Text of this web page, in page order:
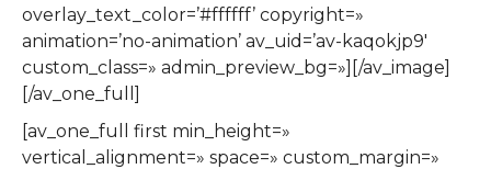
overlay_text_color=’#ffffff’ copyright=»
animation=’no-animation’ av_uid=’av-kaqokjp9′
custom_class=» admin_preview_bg=»][/av_image]
[/av_one_full]
[av_one_full first min_height=»
vertical_alignment=» space=» custom_margin=»